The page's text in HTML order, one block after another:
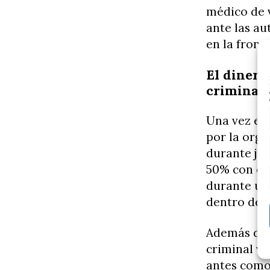
médico de
ante las
en la
El dinero
criminal
Una vez
por la
durante
50% con
durante
dentro del
Además
criminal
antes